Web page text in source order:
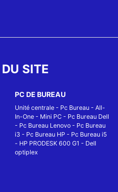
SITE
PC DE BUREAU
Unité centrale - Pc Bureau - All-
In-One - Mini PC - Pc Bureau Dell
- Pc Bureau Lenovo - Pc Bureau
i3 - Pc Bureau HP - Pc Bureau i5
- HP PRODESK 600 G1 - Dell
optiplex